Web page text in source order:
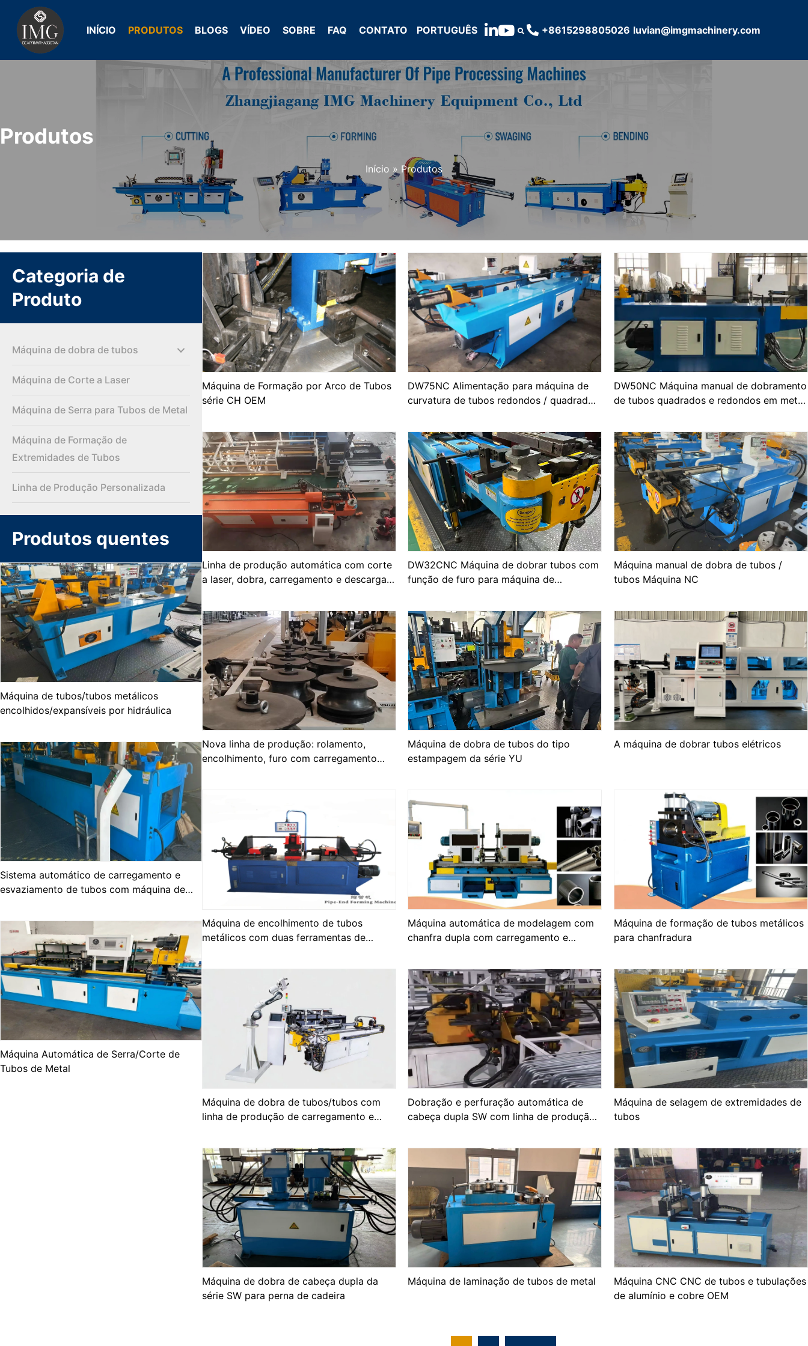
para
conteúdo
INÍCIO PRODUTOS BLOGS VÍDEO SOBRE FAQ CONTATO PORTUGUÊS +8615298805026 luvian@imgmachinery.com
Produtos
Início » Produtos
Categoria de
Produto
Máquina de dobra de tubos
Máquina de Corte a Laser
Máquina de Serra para Tubos de Metal
Máquina de Formação de
Extremidades de Tubos
Linha de Produção Personalizada
Produtos quentes
Máquina de tubos/tubos metálicos
encolhidos/expansíveis por hidráulica
Sistema automático de carregamento e
esvaziamento de tubos com máquina de
Máquina Automática de Serra/Corte de
Tubos de Metal
Máquina de Formação por Arco de Tubos
série CH OEM
DW75NC Alimentação para máquina de
curvatura de tubos redondos / quadrados
DW50NC Máquina manual de dobramento
de tubos quadrados e redondos em metal
Linha de produção automática com corte
a laser, dobra, carregamento e descarga
DW32CNC Máquina de dobrar tubos com
função de furo para máquina de
Máquina manual de dobra de tubos /
tubos Máquina NC
Nova linha de produção: rolamento,
encolhimento, furo com carregamento
Máquina de dobra de tubos do tipo
estampagem da série YU
A máquina de dobrar tubos elétricos
Máquina de encolhimento de tubos
metálicos com duas ferramentas de
Máquina automática de modelagem com
chanfra dupla com carregamento e
Máquina de formação de tubos metálicos
para chanfradura
Máquina de dobra de tubos/tubos com
linha de produção de carregamento e
Dobração e perfuração automática de
cabeça dupla SW com linha de produção
Máquina de selagem de extremidades de
tubos
Máquina de dobra de cabeça dupla da
série SW para perna de cadeira
Máquina de laminação de tubos de metal
Máquina CNC CNC de tubos e tubulações
de alumínio e cobre OEM